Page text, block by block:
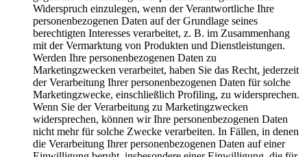
Widerspruch einzulegen, wenn der Verantwortliche Ihre
personenbezogenen Daten auf der Grundlage seines
berechtigten Interesses verarbeitet, z. B. im Zusammenhang
mit der Vermarktung von Produkten und Dienstleistungen.
Werden Ihre personenbezogenen Daten zu
Marketingzwecken verarbeitet, haben Sie das Recht, jederzeit
der Verarbeitung Ihrer personenbezogenen Daten für solche
Marketingzwecke, einschließlich Profiling, zu widersprechen.
Wenn Sie der Verarbeitung zu Marketingzwecken
widersprechen, können wir Ihre personenbezogenen Daten
nicht mehr für solche Zwecke verarbeiten. In Fällen, in denen
die Verarbeitung Ihrer personenbezogenen Daten auf einer